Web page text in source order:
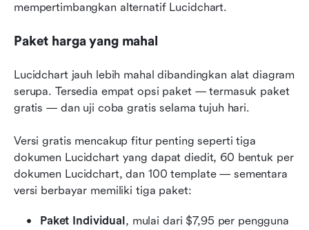
mempertimbangkan alternatif Lucidchart.
Paket harga yang mahal
Lucidchart jauh lebih mahal dibandingkan alat diagram
serupa. Tersedia empat opsi paket — termasuk paket
gratis — dan uji coba gratis selama tujuh hari.
Versi gratis mencakup fitur penting seperti tiga
dokumen Lucidchart yang dapat diedit, 60 bentuk per
dokumen Lucidchart, dan 100 template — sementara
versi berbayar memiliki tiga paket:
Paket Individual, mulai dari $7,95 per pengguna